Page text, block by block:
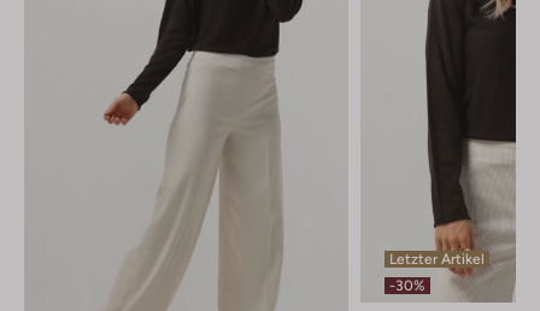
Letzter Artikel
-30%